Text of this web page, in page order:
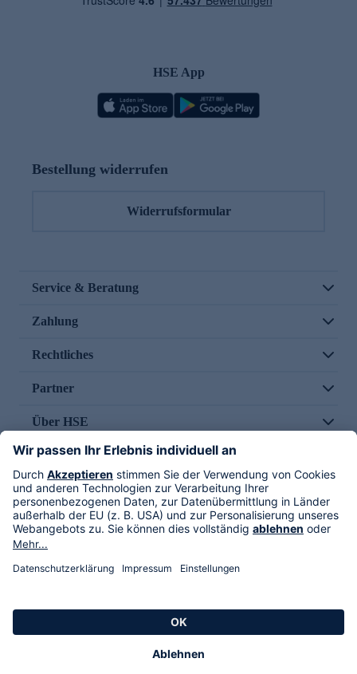
HSE App
Bestellung widerrufen
Widerrufsformular
Service & Beratung
Zahlung
Rechtliches
Partner
Über HSE
Im TV
HSE International